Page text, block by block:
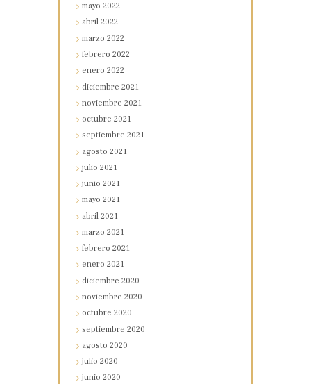
mayo2022
abril2022
marzo2022
febrero2022
enero2022
diciembre2021
noviembre2021
octubre2021
septiembre2021
agosto2021
julio2021
junio2021
mayo2021
abril2021
marzo2021
febrero2021
enero2021
diciembre2020
noviembre2020
octubre2020
septiembre2020
agosto2020
julio2020
junio2020